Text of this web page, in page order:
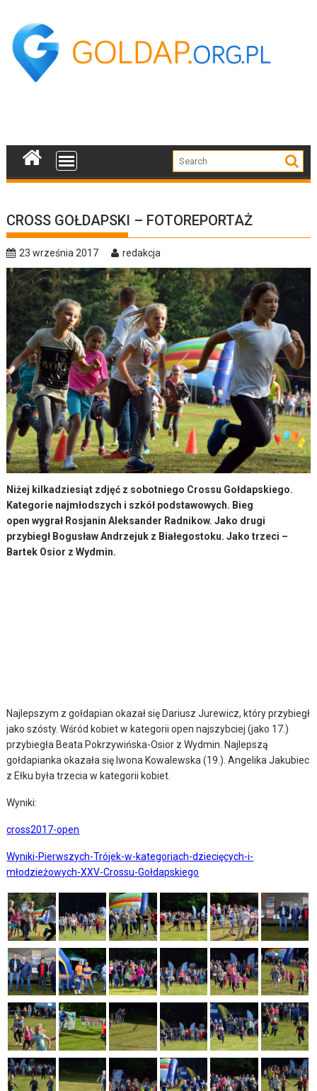
content
CROSS GOŁDAPSKI – FOTOREPORTAŻ
23 września 2017 redakcja
Niżej kilkadziesiąt zdjęć z sobotniego Crossu Gołdapskiego.
Kategorie najmłodszych i szkół podstawowych. Bieg
open wygrał Rosjanin Aleksander Radnikow. Jako drugi
przybiegł Bogusław Andrzejuk z Białegostoku. Jako trzeci –
Bartek Osior z Wydmin.
Najlepszym z gołdapian okazał się Dariusz Jurewicz, który przybiegł
jako szósty. Wśród kobiet w kategorii open najszybciej (jako 17.)
przybiegła Beata Pokrzywińska-Osior z Wydmin. Najlepszą
gołdapianka okazała się Iwona Kowalewska (19.). Angelika Jakubiec
z Ełku była trzecia w kategorii kobiet.
Wyniki:
cross2017-open
Wyniki-Pierwszych-Trójek-w-kategoriach-dziecięcych-i-
młodzieżowych-XXV-Crossu-Gołdapskiego